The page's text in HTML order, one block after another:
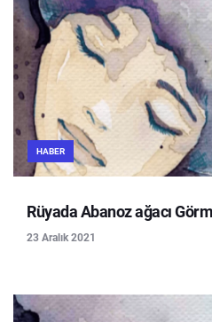
HABER
Rüyada Abanoz ağacı
23 Aralık 2021